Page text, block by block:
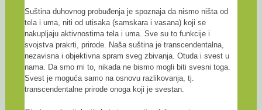
Suština duhovnog probuđenja je spoznaja da nismo ništa od
tela i uma, niti od utisaka (samskara i vasana) koji se
nakupljaju aktivnostima tela i uma. Sve su to funkcije i
svojstva prakrti, prirode. Naša suština je transcendentalna,
nezavisna i objektivna spram sveg zbivanja. Otuda i svest u
nama. Da smo mi to, nikada ne bismo mogli biti svesni toga.
Svest je moguća samo na osnovu razlikovanja, tj.
transcendentalne prirode onoga koji je svestan.